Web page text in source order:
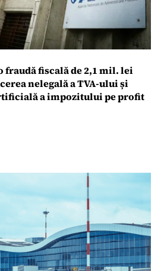
fraudă fiscală de 2,1 mil. lei
nelegală a TVA-ului și
a impozitului pe profit